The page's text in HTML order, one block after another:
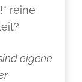
reine
eigene